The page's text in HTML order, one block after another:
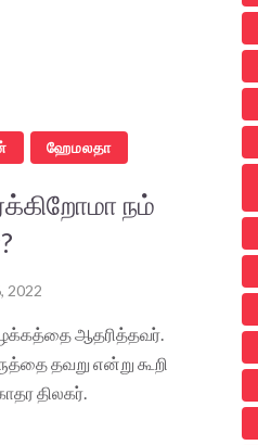
ஹேமலதா
நம்
2022
ஆதரித்தவர்.
தவறு என்று கூறி
திலகர்.